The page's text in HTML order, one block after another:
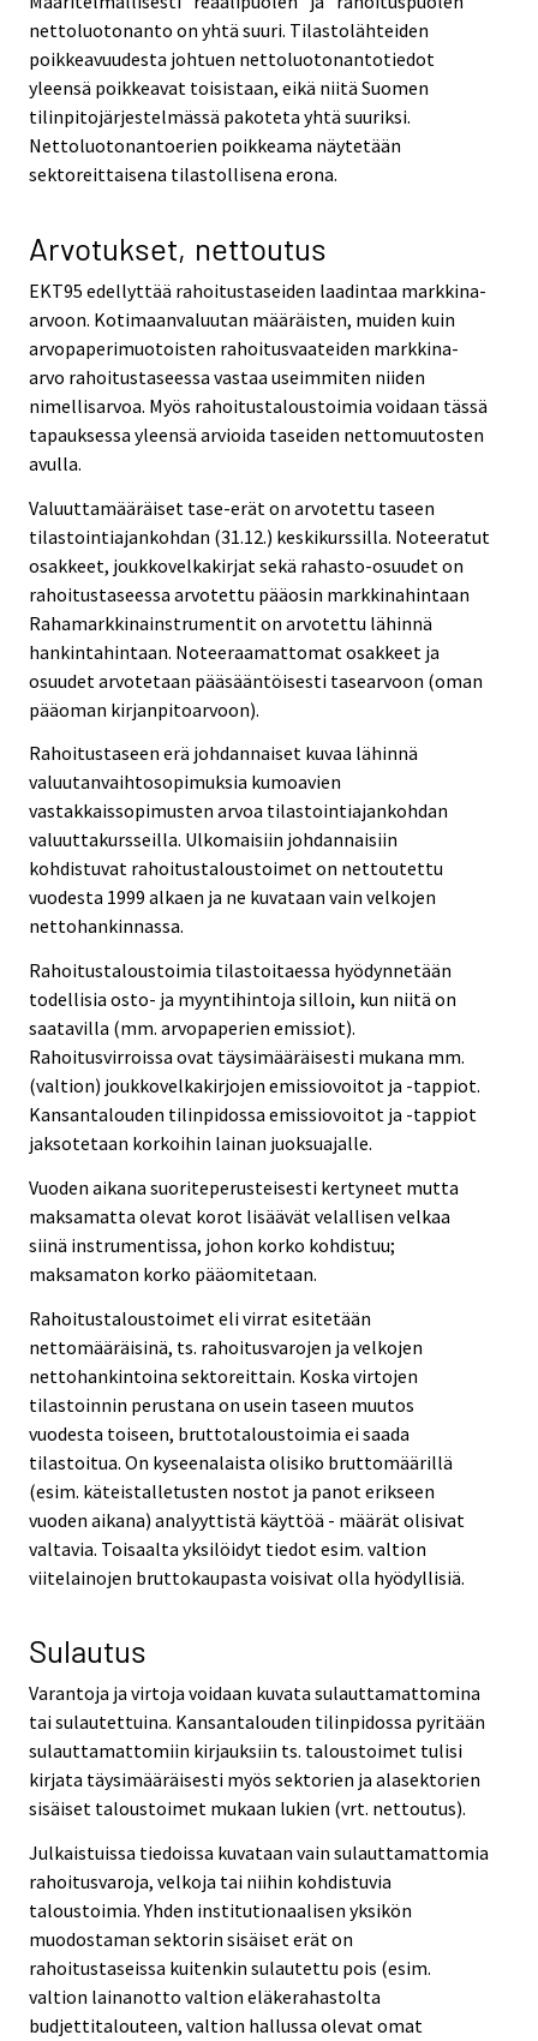
nettoluotonanto on yhtä suuri. Tilastolähteiden
poikkeavuudesta johtuen nettoluotonantotiedot
yleensä poikkeavat toisistaan, eikä niitä Suomen
tilinpitojärjestelmässä pakoteta yhtä suuriksi.
Nettoluotonantoerien poikkeama näytetään
sektoreittaisena tilastollisena erona.
Arvotukset, nettoutus
EKT95 edellyttää rahoitustaseiden laadintaa markkina-
arvoon. Kotimaanvaluutan määräisten, muiden kuin
arvopaperimuotoisten rahoitusvaateiden markkina-
arvo rahoitustaseessa vastaa useimmiten niiden
nimellisarvoa. Myös rahoitustaloustoimia voidaan tässä
tapauksessa yleensä arvioida taseiden nettomuutosten
avulla.
Valuuttamääräiset tase-erät on arvotettu taseen
tilastointiajankohdan (31.12.) keskikurssilla. Noteeratut
osakkeet, joukkovelkakirjat sekä rahasto-osuudet on
rahoitustaseessa arvotettu pääosin markkinahintaan
Rahamarkkinainstrumentit on arvotettu lähinnä
hankintahintaan. Noteeraamattomat osakkeet ja
osuudet arvotetaan pääsääntöisesti tasearvoon (oman
pääoman kirjanpitoarvoon).
Rahoitustaseen erä johdannaiset kuvaa lähinnä
valuutanvaihtosopimuksia kumoavien
vastakkaissopimusten arvoa tilastointiajankohdan
valuuttakursseilla. Ulkomaisiin johdannaisiin
kohdistuvat rahoitustaloustoimet on nettoutettu
vuodesta 1999 alkaen ja ne kuvataan vain velkojen
nettohankinnassa.
Rahoitustaloustoimia tilastoitaessa hyödynnetään
todellisia osto- ja myyntihintoja silloin, kun niitä on
saatavilla (mm. arvopaperien emissiot).
Rahoitusvirroissa ovat täysimääräisesti mukana mm.
(valtion) joukkovelkakirjojen emissiovoitot ja -tappiot.
Kansantalouden tilinpidossa emissiovoitot ja -tappiot
jaksotetaan korkoihin lainan juoksuajalle.
Vuoden aikana suoriteperusteisesti kertyneet mutta
maksamatta olevat korot lisäävät velallisen velkaa
siinä instrumentissa, johon korko kohdistuu;
maksamaton korko pääomitetaan.
Rahoitustaloustoimet eli virrat esitetään
nettomääräisinä, ts. rahoitusvarojen ja velkojen
nettohankintoina sektoreittain. Koska virtojen
tilastoinnin perustana on usein taseen muutos
vuodesta toiseen, bruttotaloustoimia ei saada
tilastoitua. On kyseenalaista olisiko bruttomäärillä
(esim. käteistalletusten nostot ja panot erikseen
vuoden aikana) analyyttistä käyttöä - määrät olisivat
valtavia. Toisaalta yksilöidyt tiedot esim. valtion
viitelainojen bruttokaupasta voisivat olla hyödyllisiä.
Sulautus
Varantoja ja virtoja voidaan kuvata sulauttamattomina
tai sulautettuina. Kansantalouden tilinpidossa pyritään
sulauttamattomiin kirjauksiin ts. taloustoimet tulisi
kirjata täysimääräisesti myös sektorien ja alasektorien
sisäiset taloustoimet mukaan lukien (vrt. nettoutus).
Julkaistuissa tiedoissa kuvataan vain sulauttamattomia
rahoitusvaroja, velkoja tai niihin kohdistuvia
taloustoimia. Yhden institutionaalisen yksikön
muodostaman sektorin sisäiset erät on
rahoitustaseissa kuitenkin sulautettu pois (esim.
valtion lainanotto valtion eläkerahastolta
budjettitalouteen, valtion hallussa olevat omat